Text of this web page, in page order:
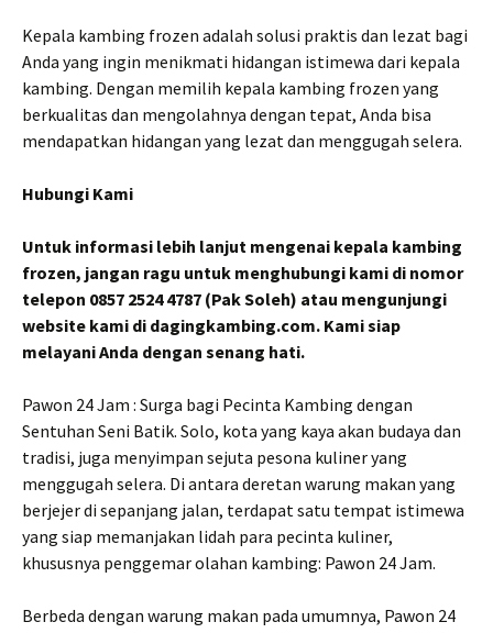
Kepala kambing frozen adalah solusi praktis dan lezat bagi
Anda yang ingin menikmati hidangan istimewa dari kepala
kambing. Dengan memilih kepala kambing frozen yang
berkualitas dan mengolahnya dengan tepat, Anda bisa
mendapatkan hidangan yang lezat dan menggugah selera.
Hubungi Kami
Untuk informasi lebih lanjut mengenai kepala kambing
frozen, jangan ragu untuk menghubungi kami di nomor
telepon 0857 2524 4787 (Pak Soleh) atau mengunjungi
website kami di dagingkambing.com. Kami siap
melayani Anda dengan senang hati.
Pawon 24 Jam : Surga bagi Pecinta Kambing dengan
Sentuhan Seni Batik. Solo, kota yang kaya akan budaya dan
tradisi, juga menyimpan sejuta pesona kuliner yang
menggugah selera. Di antara deretan warung makan yang
berjejer di sepanjang jalan, terdapat satu tempat istimewa
yang siap memanjakan lidah para pecinta kuliner,
khususnya penggemar olahan kambing: Pawon 24 Jam.
Berbeda dengan warung makan pada umumnya, Pawon 24